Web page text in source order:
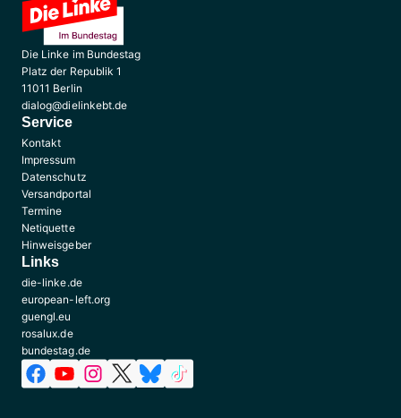
Die Linke im Bundestag
Platz der Republik 1
11011 Berlin
dialog@dielinkebt.de
Service
Kontakt
Impressum
Datenschutz
Versandportal
Termine
Netiquette
Hinweisgeber
Links
die-linke.de
european-left.org
guengl.eu
rosalux.de
bundestag.de